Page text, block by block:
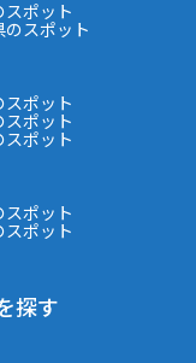
ポット
スポット
スポット
ポット
スポット
ポット
スポット
探す